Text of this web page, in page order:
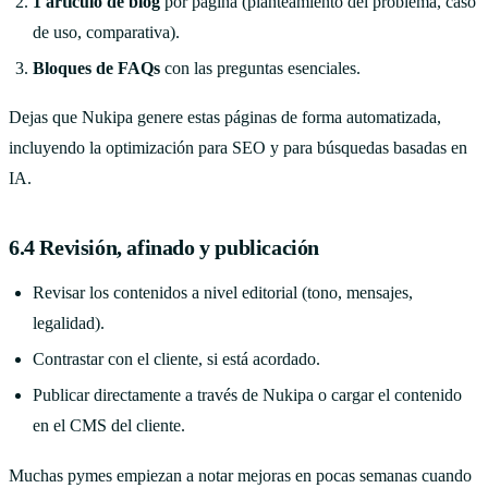
de uso, comparativa).
Bloques de FAQs con las preguntas esenciales.
Dejas que Nukipa genere estas páginas de forma automatizada,
incluyendo la optimización para SEO y para búsquedas basadas en
IA.
6.4 Revisión, afinado y publicación
Revisar los contenidos a nivel editorial (tono, mensajes,
legalidad).
Contrastar con el cliente, si está acordado.
Publicar directamente a través de Nukipa o cargar el contenido
en el CMS del cliente.
Muchas pymes empiezan a notar mejoras en pocas semanas cuando